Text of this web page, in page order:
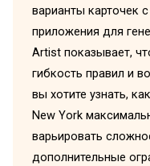
варианты карточек
приложения для
Artist показывает,
гибкость правил и
вы хотите узнать,
New York
варьировать
дополнительные